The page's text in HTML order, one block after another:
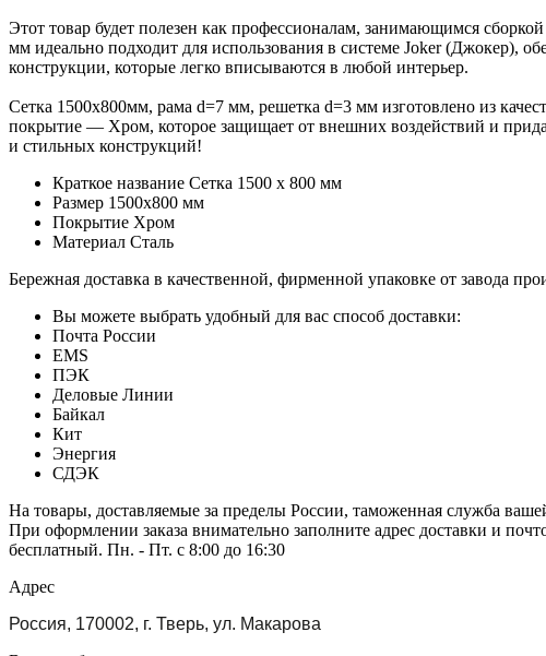
Этот товар будет полезен как профессионалам, занимающимся
мм идеально подходит для использования в системе Joker (Джокер),
конструкции, которые легко вписываются в любой интерьер.
Сетка 1500х800мм, рама d=7 мм, решетка d=3 мм изготовлено из
покрытие — Хром, которое защищает от внешних воздействий и
и стильных конструкций!
Краткое название Сетка 1500 х 800 мм
Размер 1500х800 мм
Покрытие Хром
Материал Сталь
Бережная доставка в качественной, фирменной упаковке от завода
Вы можете выбрать удобный для вас способ доставки:
Почта России
EMS
ПЭК
Деловые Линии
Байкал
Кит
Энергия
СДЭК
На товары, доставляемые за пределы России, таможенная служба
При оформлении заказа внимательно заполните адрес доставки и
бесплатный. Пн. - Пт. с 8:00 до 16:30
Адрес
Россия, 170002, г. Тверь, ул. Макарова